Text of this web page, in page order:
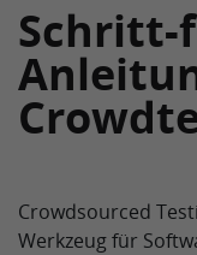
Schritt-
Crowdsourced
Werkzeug für